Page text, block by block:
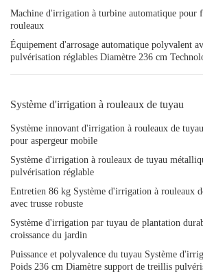
Machine d'irrigation à turbine automatique pour
rouleaux
Équipement d'arrosage automatique polyvalent
pulvérisation réglables Diamètre 236 cm
Système d'irrigation à rouleaux de tuyau
Système innovant d'irrigation à rouleaux de
pour aspergeur mobile
Système d'irrigation à rouleaux de tuyau
pulvérisation réglable
Entretien 86 kg Système d'irrigation à rouleaux
avec trusse robuste
Système d'irrigation par tuyau de plantation
croissance du jardin
Puissance et polyvalence du tuyau Système
Poids 236 cm Diamètre support de treillis